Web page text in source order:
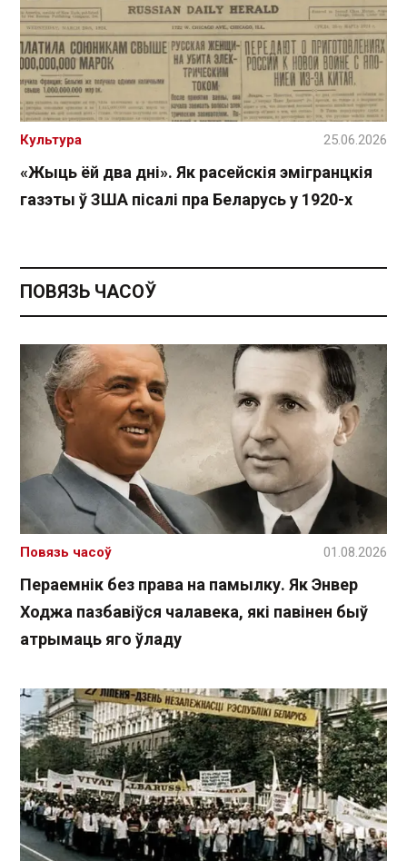
«Жыць ёй два дні». Як расейскія эмігранцкія
газэты ў ЗША пісалі пра Беларусь у 1920-х
Культура 25.06.2026
ПОВЯЗЬ ЧАСОЎ
Пераемнік без права на памылку. Як Энвер
Ходжа пазбавіўся чалавека, які павінен быў
атрымаць яго ўладу
Повязь часоў 01.08.2026